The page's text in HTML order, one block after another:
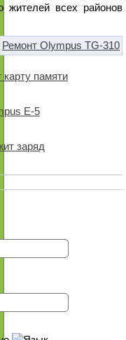
жителей всех районов
Ремонт Olympus TG-310
памяти
E-5
заряд